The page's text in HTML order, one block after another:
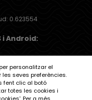
0.623554
i Android:
personalitzar el
seves preferències.
fent clic al botó
totes les cookies i